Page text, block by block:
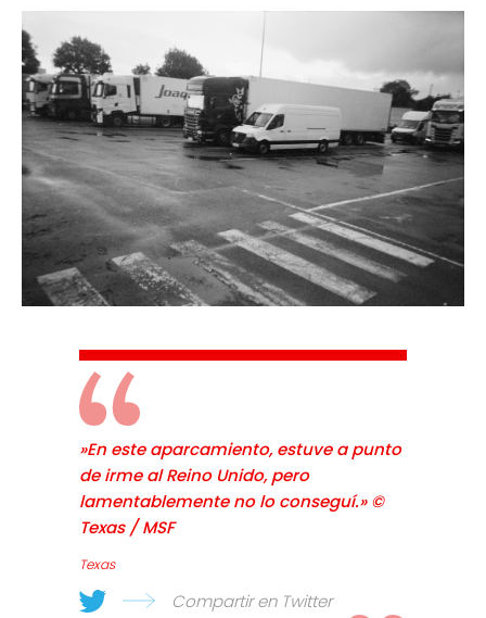
»En este aparcamiento, estuve a punto
de irme al Reino Unido, pero
lamentablemente no lo conseguí.» ©
Texas / MSF
Texas
Compartir en Twitter